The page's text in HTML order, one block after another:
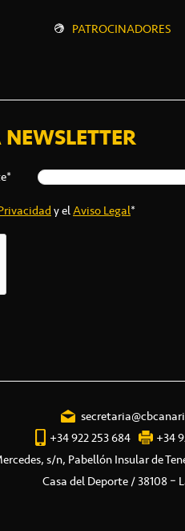
PATROCINADORES
y elAviso Legal*
+34 922 253 684
+34
s/n, Pabellón Insular de
Casa del Deporte / 38108 –